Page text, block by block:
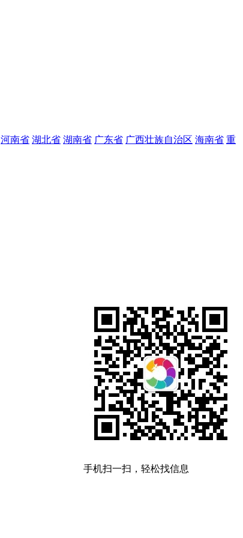
河南省 湖北省 湖南省 广东省 广西壮族自治区 海南省 重
手机扫一扫，轻松找信息